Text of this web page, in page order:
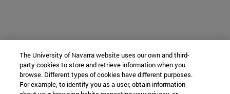
The University of Navarra website uses our own and third-
party cookies to store and retrieve information when you
browse. Different types of cookies have different purposes.
For example, to identify you as a user, obtain information